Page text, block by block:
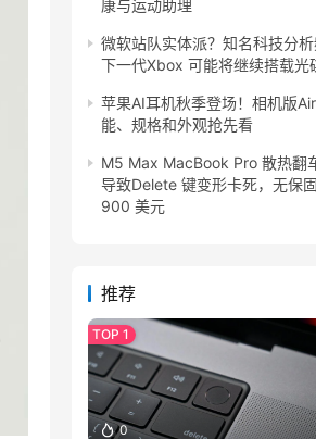
康与运动助理
微软站队实体派？知名科技分
下一代Xbox 可能将继续搭载光
苹果AI耳机秋季登场！相机版
能、规格和外观抢先看
M5 Max MacBook Pro 散热翻
导致Delete 键变形卡死，无保
900 美元
推荐
0